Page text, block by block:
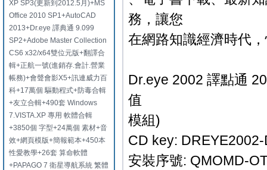
XP SP3(更新到2012.5月)+MS
Office 2010 SP1+AutoCAD
2013+Dr.eye 譯典通 9.099
SP2+Adobe Master Collection
CS6 x32/x64雙位元版+翻譯合
輯+正航一號(進銷存.會計.營業
帳務)+會聲會影X5+訊連威力百
科+17萬個 驅動程式+防毒合輯
+友立合輯+490套 Windows
7.VISTA.XP 專用 軟體合輯
+3850個 字型+24萬個 素材+音
效+網頁模版+簡報範本+450本
性愛教學+26套 算命軟體
+PAPAGO 7 衛星導航系統 繁體
務，讓您
在網路知識經濟時代
Dr.eye 2002 譯點通
值
模組)
CD key:
安裝序號: QMOMD-